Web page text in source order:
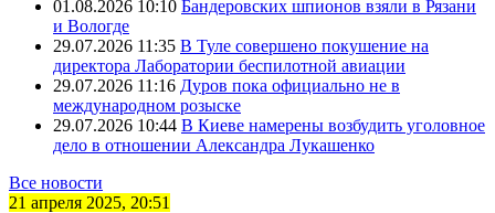
01.08.2026 10:10 Бандеровских шпионов взяли в Рязани
и Вологде
29.07.2026 11:35 В Туле совершено покушение на
директора Лаборатории беспилотной авиации
29.07.2026 11:16 Дуров пока официально не в
международном розыске
29.07.2026 10:44 В Киеве намерены возбудить уголовное
дело в отношении Александра Лукашенко
Все новости
21 апреля 2025, 20:51